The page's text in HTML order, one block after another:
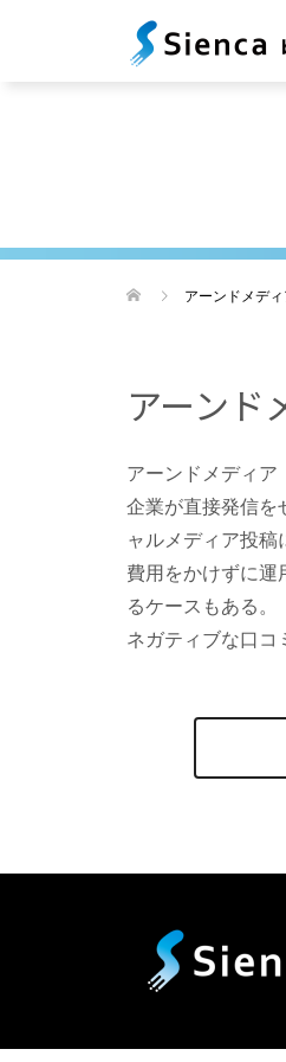
アーンドメデ
アーンド
アーンドメディア
企業が直接発信を
ャルメディア投稿
費用をかけずに運
るケースもある。
ネガティブな口コ